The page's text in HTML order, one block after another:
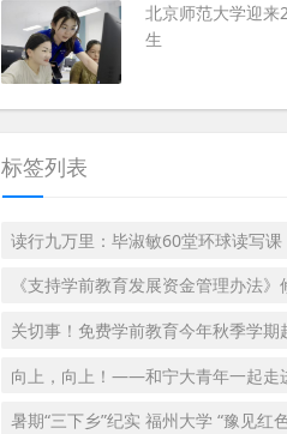
北京师范大学迎来
生
标签列表
读行九万里：毕淑敏60堂环球读写课
《支持学前教育发展资金管理办法》
关切事！免费学前教育今年秋季学期
向上，向上！——和宁大青年一起走
暑期“三下乡”纪实 福州大学 “豫见红